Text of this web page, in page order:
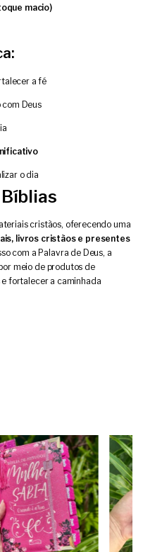
macio)
a fé
Deus
o dia
cristãos, oferecendo uma
, livros cristãose presentes
com a Palavra de Deus, a
meio de produtos de
fortalecer a caminhada